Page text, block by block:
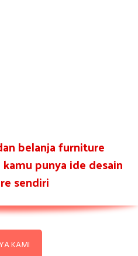
belanja furniture
punya ide desain
sendiri
KAMI